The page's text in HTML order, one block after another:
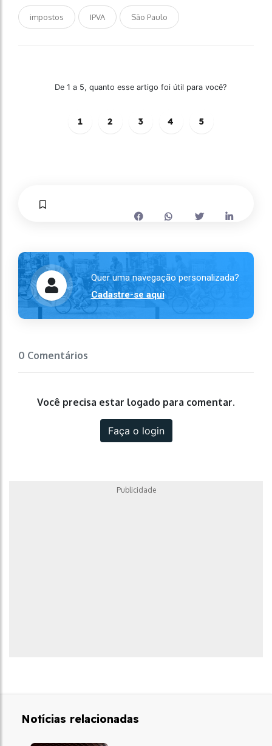
impostos IPVA São Paulo
De 1 a 5, quanto esse artigo foi útil para você?
1 2 3 4 5
Quer uma navegação personalizada?
Cadastre-se aqui
0 Comentários
Você precisa estar logado para comentar.
Faça o login
Publicidade
Notícias relacionadas